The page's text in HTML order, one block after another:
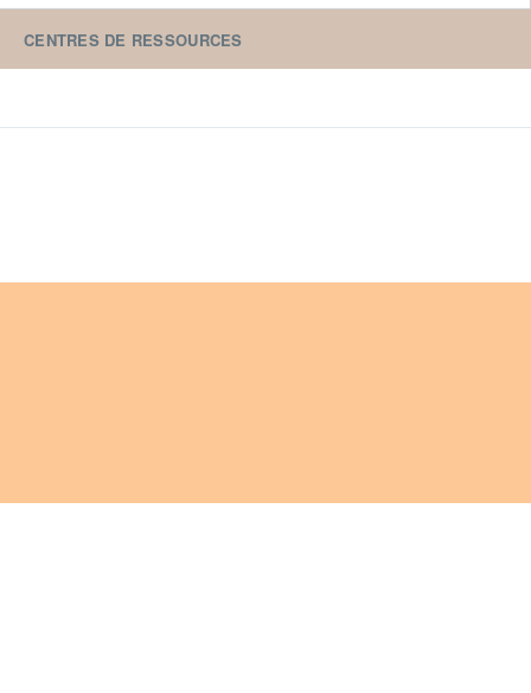
CENTRES DE RESSOURCES